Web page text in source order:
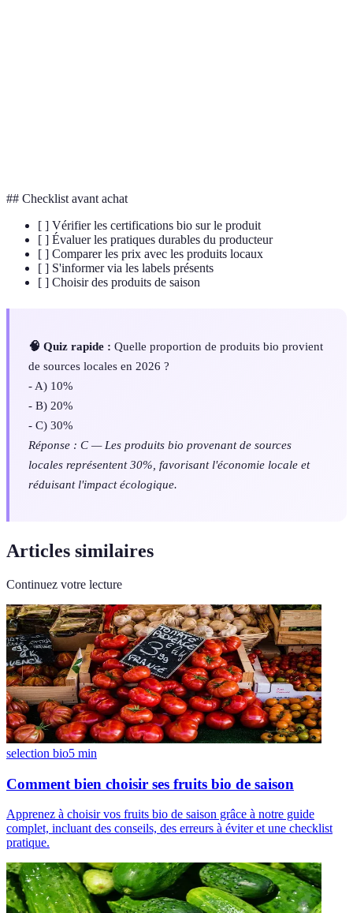
## Checklist avant achat
[ ] Vérifier les certifications bio sur le produit
[ ] Évaluer les pratiques durables du producteur
[ ] Comparer les prix avec les produits locaux
[ ] S'informer via les labels présents
[ ] Choisir des produits de saison
🧠 Quiz rapide : Quelle proportion de produits bio provient
de sources locales en 2026 ?
- A) 10%
- B) 20%
- C) 30%
Réponse : C — Les produits bio provenant de sources
locales représentent 30%, favorisant l'économie locale et
réduisant l'impact écologique.
Articles similaires
Continuez votre lecture
selection bio5 min
Comment bien choisir ses fruits bio de saison
Apprenez à choisir vos fruits bio de saison grâce à notre guide
complet, incluant des conseils, des erreurs à éviter et une checklist
pratique.